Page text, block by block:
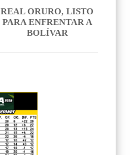
REAL ORURO, LISTO
PARA ENFRENTAR A
BOLÍVAR